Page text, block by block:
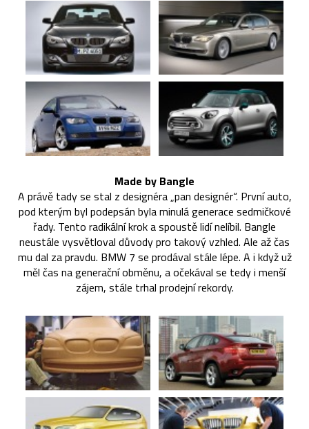
Made by Bangle
A právě tady se stal z designéra „pan designér“. První auto,
pod kterým byl podepsán byla minulá generace sedmičkové
řady. Tento radikální krok a spoustě lidí nelíbil. Bangle
neustále vysvětloval důvody pro takový vzhled. Ale až čas
mu dal za pravdu. BMW 7 se prodával stále lépe. A i když už
měl čas na generační obměnu, a očekával se tedy i menší
zájem, stále trhal prodejní rekordy.